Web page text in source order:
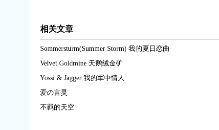
相关文章
Sommersturm(Summer Storm) 我的夏日恋曲
Velvet Goldmine 天鹅绒金矿
Yossi & Jagger 我的军中情人
爱の言灵
不羁的天空